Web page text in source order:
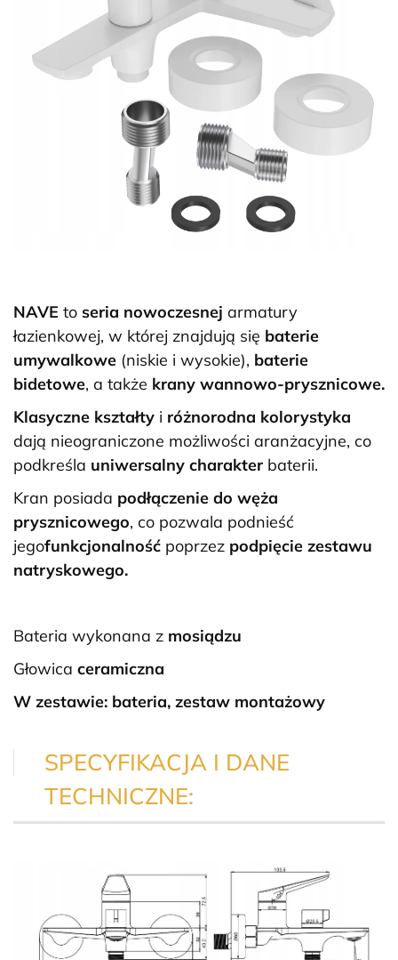
NAVE to seria nowoczesnej armatury
łazienkowej, w której znajdują się baterie
umywalkowe (niskie i wysokie), baterie
bidetowe, a także krany wannowo-prysznicowe.
Klasyczne kształty i różnorodna kolorystyka
dają nieograniczone możliwości aranżacyjne, co
podkreśla uniwersalny charakter baterii.
Kran posiada podłączenie do węża
prysznicowego, co pozwala podnieść
jegofunkcjonalność poprzez podpięcie zestawu
natryskowego.
Bateria wykonana z mosiądzu
Głowica ceramiczna
W zestawie: bateria, zestaw montażowy
SPECYFIKACJA I DANE
TECHNICZNE: